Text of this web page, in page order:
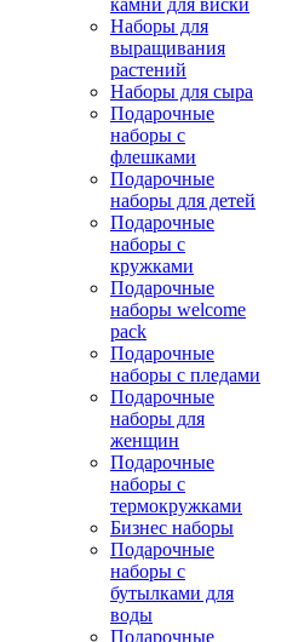
камни для виски
Наборы для
выращивания
растений
Наборы для сыра
Подарочные
наборы с
флешками
Подарочные
наборы для детей
Подарочные
наборы с
кружками
Подарочные
наборы welcome
pack
Подарочные
наборы с пледами
Подарочные
наборы для
женщин
Подарочные
наборы с
термокружками
Бизнес наборы
Подарочные
наборы с
бутылками для
воды
Подарочные